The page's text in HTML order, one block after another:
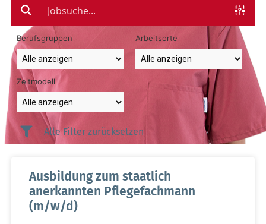
Berufsgruppen Arbeitsorte
Zeitmodell
Alle Filter zurücksetzen
Ausbildung zum staatlich
anerkannten Pflegefachmann
(m/w/d)